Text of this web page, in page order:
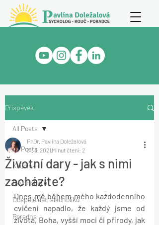
Příspěvek
All Posts
Koučink
Psychologie
Dospělé děti alkoholiků
Poradna
All Posts
Životní dary - jak s nimi
zacházíte?
PhDr. Pavlína Doležalová
31. 3. 2021 Minut čtení: 2
Dnes mě během mého každodenního
cvičení napadlo, že každý jsme od
života, Boha, vyšší moci či přírody, jak